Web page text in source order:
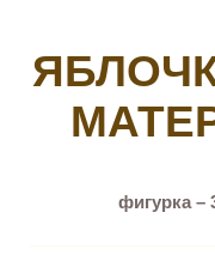
фигурка –